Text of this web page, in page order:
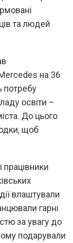
та людей
на 36
потребу
освіти –
До цього
щоб
працівники
влаштували
гарні
за увагу до
подарували